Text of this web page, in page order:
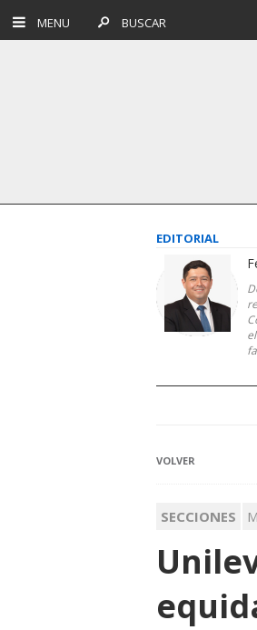
MENU BUSCAR
EDITORIAL
VOLVER
SECCIONES